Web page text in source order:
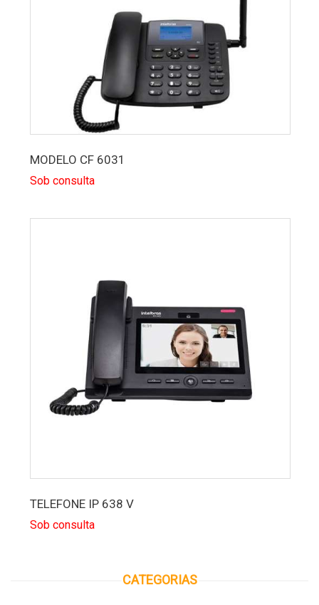
CATEGORIAS
MODELO CF 6031
Sob consulta
TELEFONE IP 638 V
Sob consulta